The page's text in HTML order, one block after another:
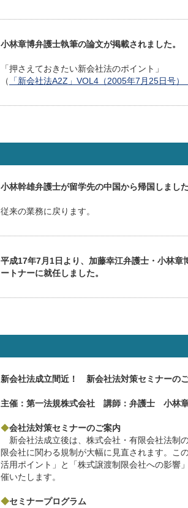
小林章博弁護士執筆の論文が掲載されました。
「押さえておきたい新会社法のポイント」
（
「新会社法A2Z」VOL4（2005年7月25日号）
小林幹雄弁護士が留学先の中国から帰国しました
従来の業務に戻ります。
平成17年7月1日より、加藤幸江弁護士・小林章
ートナーに就任しました。
新会社法成立間近！ 新会社法対策セミナーの
主催：第一法規株式会社 講師：弁護士 小林
◆会社法対策セミナーのご案内
新会社法成立後は、株式会社・有限会社法制
限会社に関わる規制が大幅に見直されます。こ
活用ポイント」と「株式譲渡制限会社への影響
催いたします。
◆セミナープログラム